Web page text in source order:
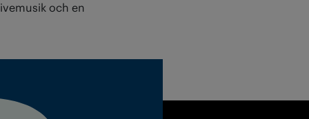
och en